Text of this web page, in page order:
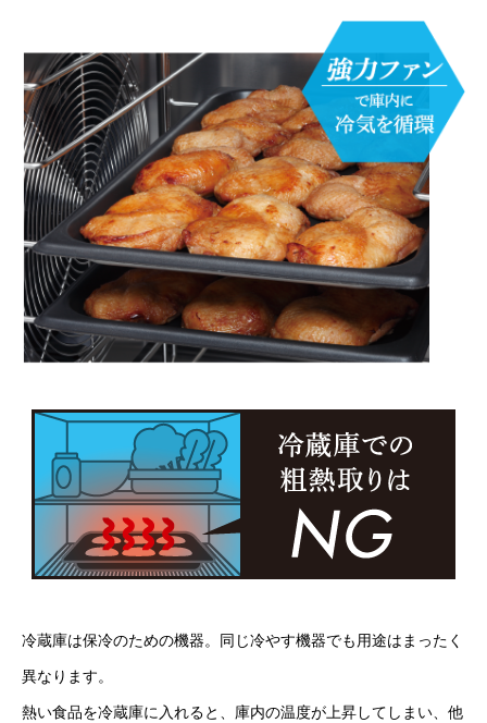
冷蔵庫は保冷のための機器。同じ冷やす機器でも用途はまったく
異なります。
熱い食品を冷蔵庫に入れると、庫内の温度が上昇してしまい、他